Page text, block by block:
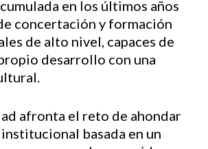
en los últimos años
concertación y formación
de alto nivel, capaces de
desarrollo con una
afronta el reto de ahondar
basada en un